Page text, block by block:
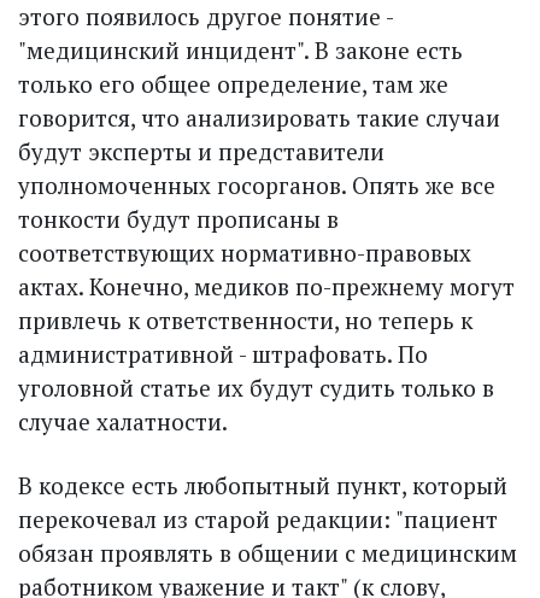
этого появилось другое понятие -
"медицинский инцидент". В законе есть
только его общее определение, там же
говорится, что анализировать такие случаи
будут эксперты и представители
уполномоченных госорганов. Опять же все
тонкости будут прописаны в
соответствующих нормативно-правовых
актах. Конечно, медиков по-прежнему могут
привлечь к ответственности, но теперь к
административной - штрафовать. По
уголовной статье их будут судить только в
случае халатности.
В кодексе есть любопытный пункт, который
перекочевал из старой редакции: "пациент
обязан проявлять в общении с медицинским
работником уважение и такт" (к слову,